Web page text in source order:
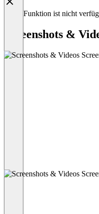
Diese Funktion ist nicht
Screenshots &